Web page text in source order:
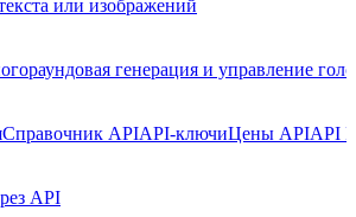
или изображений
генерация и управление
Справочник APIAPI-ключиЦены APIAPI
API